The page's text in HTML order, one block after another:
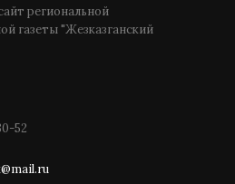
региональной
газеты "Жезказганский
52